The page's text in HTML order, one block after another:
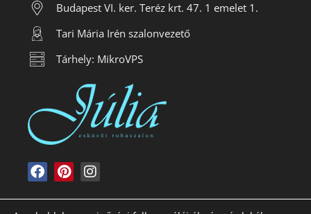
Budapest VI. ker. Teréz krt. 47. 1 emelet 1.
Tari Mária Irén szalonvezető
Tárhely: MikroVPS